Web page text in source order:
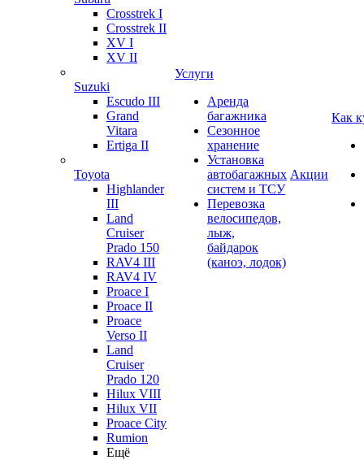
Crosstrek I
Crosstrek II
XV I
XV II
Suzuki
Escudo III
Grand
Vitara
Ertiga II
Toyota
Highlander
III
Land
Cruiser
Prado 150
RAV4 III
RAV4 IV
Proace I
Proace II
Proace
Verso II
Land
Cruiser
Prado 120
Hilux VIII
Hilux VII
Proace City
Rumion
Ещё
Услуги
Аренда
багажника
Сезонное
хранение
Установка
автобагажных
систем и ТСУ
Перевозка
велосипедов,
лыж,
байдарок
(каноэ, лодок)
Акции
Как